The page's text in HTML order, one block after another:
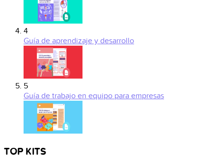
4
Guía de aprendizaje y desarrollo
5
Guía de trabajo en equipo para empresas
TOP KITS